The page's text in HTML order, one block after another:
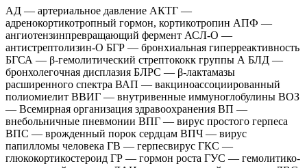
АД — артериальное давление АКТГ —
адренокортикотропный гормон, кортикотропин АПФ —
ангиотензинпревращающий фермент АСЛ-О —
антистрептолизин-О БГР — бронхиальная гиперреактивность
БГСА — β-гемолитический стрептококк группы А БЛД —
бронхолегочная дисплазия БЛРС — β-лактамазы
расширенного спектра ВАП — вакциноассоциированный
полиомиелит ВВИГ — внутривенные иммуноглобулины ВОЗ
— Всемирная организация здравоохранения ВП —
внебольничные пневмонии ВПГ — вирус простого герпеса
ВПС — врожденный порок сердцам ВПЧ — вирус
папилломы человека ГВ — герпесвирус ГКС —
глюкокортикостероид ГР — гормон роста ГУС — гемолитико-